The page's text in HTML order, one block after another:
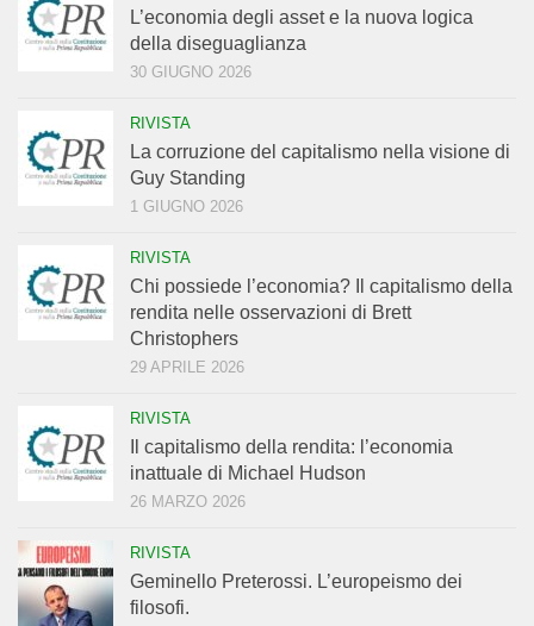
L’economia degli asset e la nuova logica
della diseguaglianza
30 GIUGNO 2026
RIVISTA
La corruzione del capitalismo nella visione di
Guy Standing
1 GIUGNO 2026
RIVISTA
Chi possiede l’economia? Il capitalismo della
rendita nelle osservazioni di Brett
Christophers
29 APRILE 2026
RIVISTA
Il capitalismo della rendita: l’economia
inattuale di Michael Hudson
26 MARZO 2026
RIVISTA
Geminello Preterossi. L’europeismo dei
filosofi.